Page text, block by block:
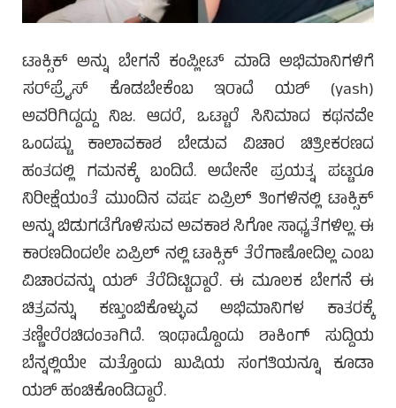
ಟಾಕ್ಸಿಕ್ ಅನ್ನು ಬೇಗನೆ ಕಂಪ್ಲೀಟ್ ಮಾಡಿ ಅಭಿಮಾನಿಗಳಿಗೆ
ಸರ್‌ಪ್ರೈಸ್ ಕೊಡಬೇಕೆಂಬ ಇರಾದೆ ಯಶ್ (yash)
ಅವರಿಗಿದ್ದದ್ದು ನಿಜ. ಆದರೆ, ಒಟ್ಟಾರೆ ಸಿನಿಮಾದ ಕಥನವೇ
ಒಂದಷ್ಟು ಕಾಲಾವಕಾಶ ಬೇಡುವ ವಿಚಾರ ಚಿತ್ರೀಕರಣದ
ಹಂತದಲ್ಲಿ ಗಮನಕ್ಕೆ ಬಂದಿದೆ. ಅದೇನೇ ಪ್ರಯತ್ನ ಪಟ್ಟರೂ
ನಿರೀಕ್ಷೆಯಂತೆ ಮುಂದಿನ ವರ್ಷ ಏಪ್ರಿಲ್ ತಿಂಗಳಿನಲ್ಲಿ ಟಾಕ್ಸಿಕ್
ಅನ್ನು ಬಿಡುಗಡೆಗೊಳಿಸುವ ಅವಕಾಶ ಸಿಗೋ ಸಾಧ್ಯತೆಗಳಿಲ್ಲ. ಈ
ಕಾರಣದಿಂದಲೇ ಏಪ್ರಿಲ್ ನಲ್ಲಿ ಟಾಕ್ಸಿಕ್ ತೆರೆಗಾಣೋದಿಲ್ಲ ಎಂಬ
ವಿಚಾರವನ್ನು ಯಶ್ ತೆರೆದಿಟ್ಟಿದ್ದಾರೆ. ಈ ಮೂಲಕ ಬೇಗನೆ ಈ
ಚಿತ್ರವನ್ನು ಕಣ್ತುಂಬಿಕೊಳ್ಳುವ ಅಭಿಮಾನಿಗಳ ಕಾತರಕ್ಕೆ
ತಣ್ಣೀರೆರಚಿದಂತಾಗಿದೆ. ಇಂಥಾದ್ದೊಂದು ಶಾಕಿಂಗ್ ಸುದ್ದಿಯ
ಬೆನ್ನಲ್ಲಿಯೇ ಮತ್ತೊಂದು ಖುಷಿಯ ಸಂಗತಿಯನ್ನೂ ಕೂಡಾ
ಯಶ್ ಹಂಚಿಕೊಂಡಿದ್ದಾರೆ.